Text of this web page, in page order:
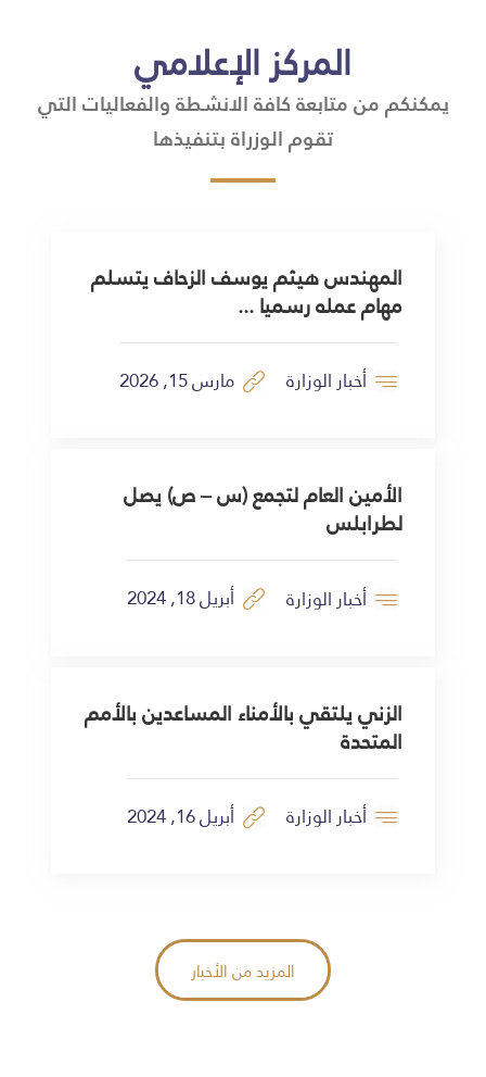
المركز الإعلامي
يمكنكم من متابعة كافة الانشطة والفعاليات التي
تقوم الوزراة بتنفيذها
المهندس هيثم يوسف الزحاف يتسلم
مهام عمله رسميا ...
مارس 15, 2026 أخبار الوزارة
الأمين العام لتجمع (س – ص) يصل
لطرابلس
أبريل 18, 2024 أخبار الوزارة
الزني يلتقي بالأمناء المساعدين بالأمم
المتحدة
أبريل 16, 2024 أخبار الوزارة
المزيد من الأخبار